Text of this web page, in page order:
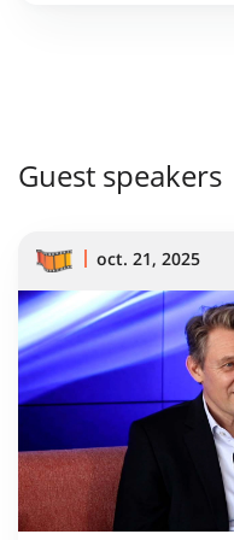
Guest speakers
oct. 21, 2025